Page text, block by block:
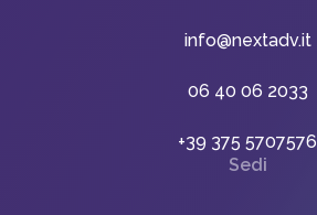
info@nextadv.it
06 40 06 2033
+39 375 5707576
Sedi